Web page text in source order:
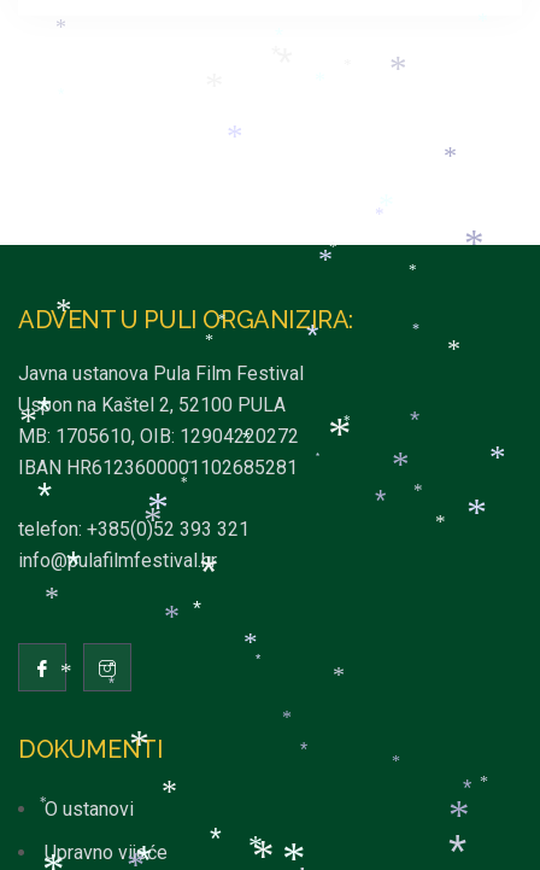
ADVENT U PULI ORGANIZIRA:
Javna ustanova Pula Film Festival
Uspon na Kaštel 2, 52100 PULA
MB: 1705610, OIB: 12904220272
IBAN HR6123600001102685281
telefon: +385(0)52 393 321
info@pulafilmfestival.hr
DOKUMENTI
O ustanovi
Upravno vijeće
*
*
*
*
*
*
*
*
*
*
*
*
*
*
*
*
*
*
*
*
*
*
*
*
*
*
*
*
*
*
* *
*
*
*
*
*
*
*
*
*
*
*
*